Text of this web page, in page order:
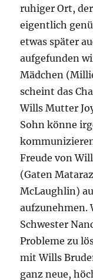
ruhiger Ort,
eigentlich
etwas später
aufgefunden
Mädchen
scheint das
Wills Mutter
Sohn könne
Freude von
(Gaten
McLaughlin)
aufzunehmen.
Schwester
Probleme zu
mit Wills
ganz neue,